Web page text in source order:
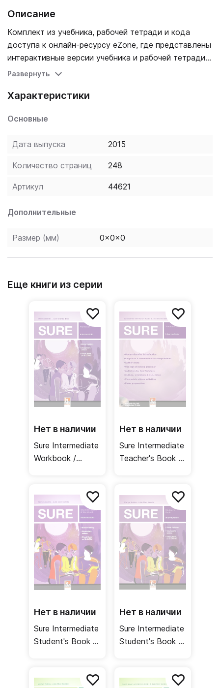
Описание
Комплект из учебника, рабочей тетради и кода
доступа к онлайн-ресурсу eZone, где представлены
интерактивные версии учебника и рабочей тетради с
интегрированными аудиозаписями устных заданий и
упражнения и тексты для чтения, лексические
виртуального класса Cyber Homework.
Развернуть
Характеристики
Основные
Дата выпуска 2015
Количество страниц 248
Артикул 44621
Дополнительные
Размер (мм) 0x0x0
Еще книги из серии
Нет в наличии
Sure Intermediate
Workbook /
Нет в наличии
Sure Intermediate
Teacher's Book /
Нет в наличии
Sure Intermediate
Student's Book +
рабочая тетрадь
Нет в наличии
Sure Intermediate
Student's Book /